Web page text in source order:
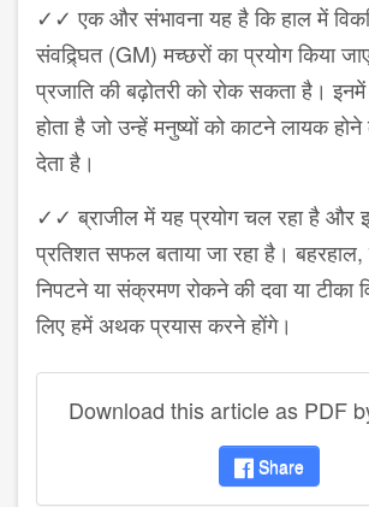
✓✓ एक और संभावना यह है कि हाल में
संवद्र्घित (GM) मच्छरों का प्रयोग किया
प्रजाति की बढ़ोतरी को रोक सकता है।
होता है जो उन्हें मनुष्यों को काटने लायक
देता है।
✓✓ ब्राजील में यह प्रयोग चल रहा है और
प्रतिशत सफल बताया जा रहा है।
निपटने या संक्रमण रोकने की दवा या
लिए हमें अथक प्रयास करने होंगे।
Download this article as PDF
Share